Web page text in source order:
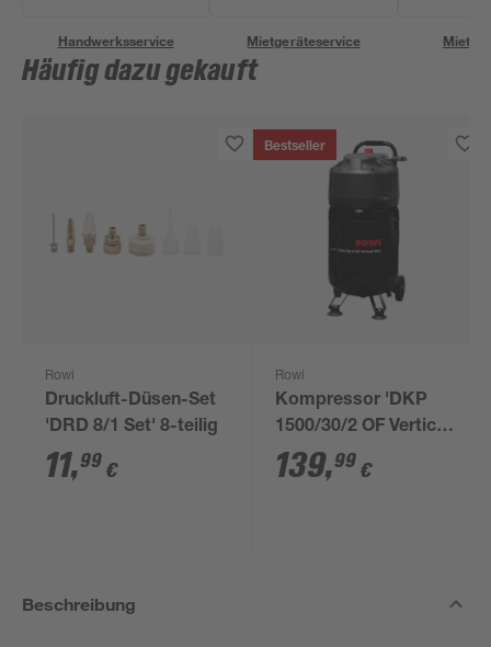
Handwerksservice Mietgeräteservice
Häufig dazu gekauft
Rowi
Druckluft-Düsen-Set
'DRD 8/1 Set' 8-teilig
11,99 €
Bestseller
Rowi
Kompressor 'DKP
1500/30/2 OF Vertical
Air' 10 bar 72-240
l/min
139,99 €
Beschreibung